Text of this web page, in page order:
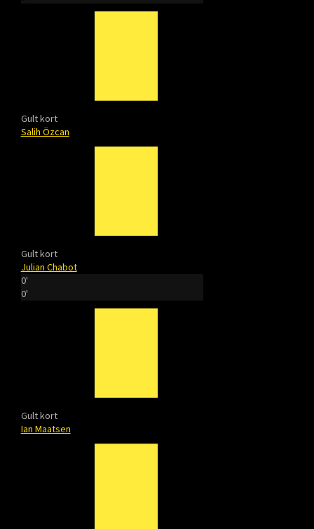
Gult kort
Salih Özcan
Gult kort
Julian Chabot
0'
0'
Gult kort
Ian Maatsen